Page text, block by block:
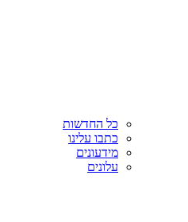
כל החדשות
כתבו עלינו
מידעונים
עלונים